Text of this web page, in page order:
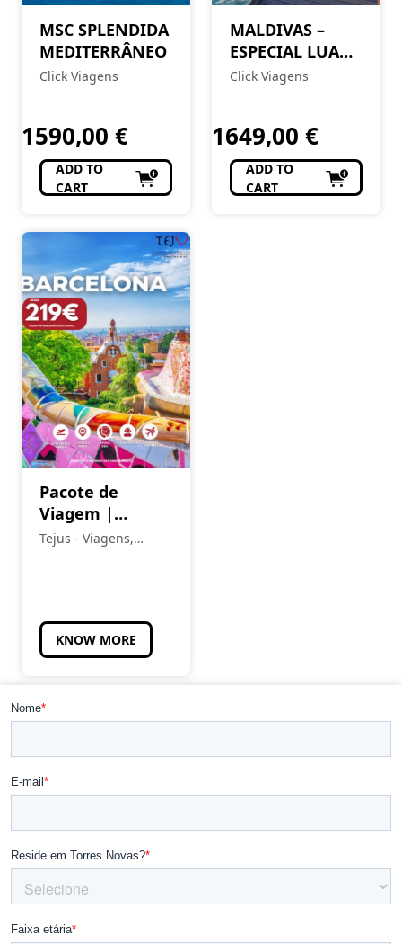
MSC SPLENDIDA
MEDITERRÂNEO
Click Viagens
1590,00 €
ADD TO
CART
MALDIVAS –
ESPECIAL LUA
DE MEL
Click Viagens
1649,00 €
ADD TO
CART
Pacote de
Viagem |
Barcelona –
Tejus - Viagens,
KNOW MORE